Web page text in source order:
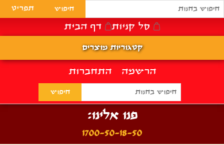
הרשמה התחברות
סל קניות דף הבית
פנו אלינו:
1700-50-18-50
תפריט
קטגוריות מוצרים